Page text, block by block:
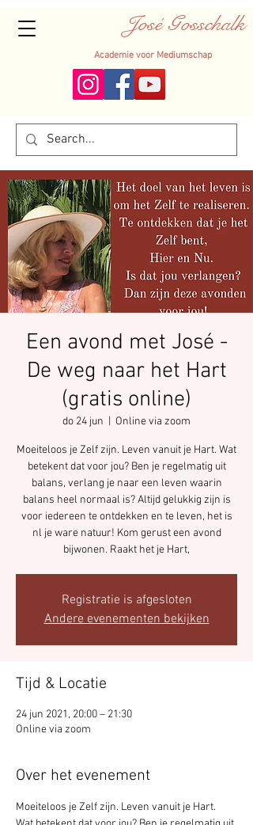
José Gosschalk
Academie voor Mediumschap
Een avond met José -
De weg naar het Hart
(gratis online)
do 24 jun Online via zoom
Moeiteloos je Zelf zijn. Leven vanuit je Hart. Wat
betekent dat voor jou? Ben je regelmatig uit
balans, verlang je naar een leven waarin
balans heel normaal is? Altijd gelukkig zijn is
voor iedereen te ontdekken en te leven, het is
nl je ware natuur! Kom gerust een avond
bijwonen. Raakt het je Hart,
Registratie is afgesloten
Andere evenementen bekijken
Tijd & Locatie
24 jun 2021, 20:00 – 21:30
Online via zoom
Over het evenement
Moeiteloos je Zelf zijn. Leven vanuit je Hart.